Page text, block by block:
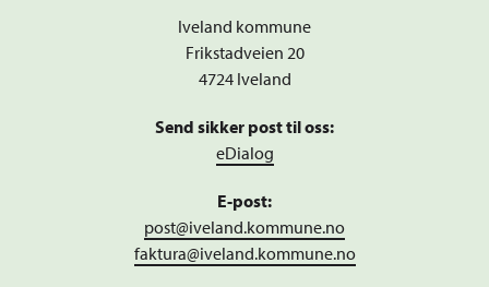
Iveland kommune
Frikstadveien 20
4724 Iveland
Send sikker post til oss:
eDialog
E-post:
post@iveland.kommune.no
faktura@iveland.kommune.no